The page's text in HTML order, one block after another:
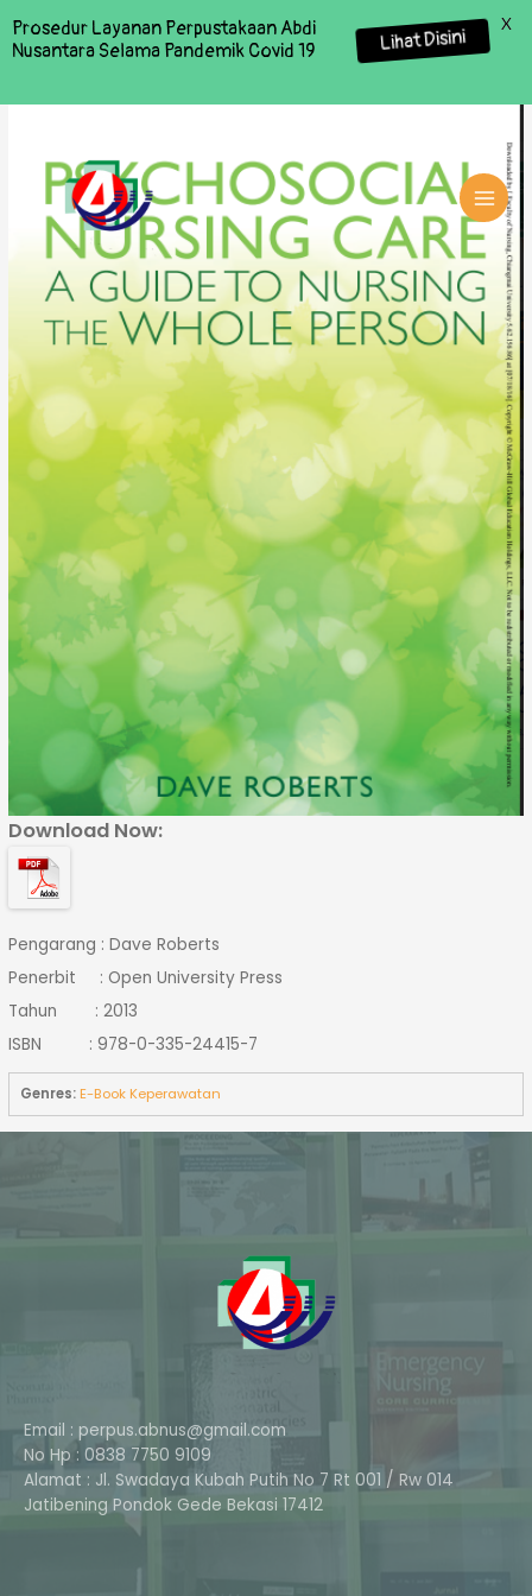
Download Now:
Pengarang : Dave Roberts
Penerbit : Open University Press
Tahun : 2013
ISBN : 978-0-335-24415-7
Genres:E-Book Keperawatan
Email : perpus.abnus@gmail.com
No Hp : 0838 7750 9109
Alamat : Jl. Swadaya Kubah Putih No 7 Rt 001 / Rw 014
Jatibening Pondok Gede Bekasi 17412
Prosedur Layanan Perpustakaan Abdi
Nusantara Selama Pandemik Covid 19
Lihat Disini
X